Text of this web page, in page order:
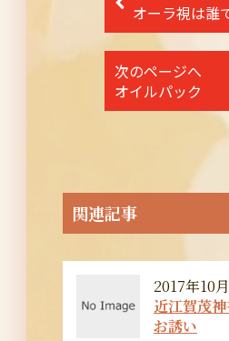
稿
ナ
ゲ
ー
シ
ョ
ン
オーラ視は誰
次のページへ
オイルパック
関連記事
2017年10
近江賀茂
お誘い